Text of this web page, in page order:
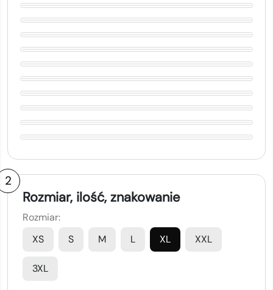
2
Rozmiar, ilość, znakowanie
Rozmiar:
XS
S M L XL XXL
3XL